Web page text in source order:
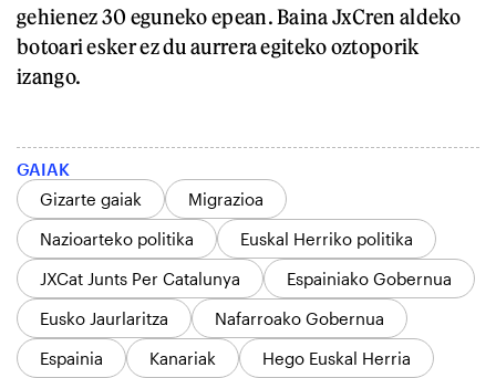
gehienez 30 eguneko epean. Baina JxCren aldeko
botoari esker ez du aurrera egiteko oztoporik
izango.
GAIAK
Gizarte gaiak
Migrazioa
Nazioarteko politika
Euskal Herriko politika
JXCat Junts Per Catalunya
Espainiako Gobernua
Eusko Jaurlaritza
Nafarroako Gobernua
Espainia
Kanariak Hego Euskal Herria